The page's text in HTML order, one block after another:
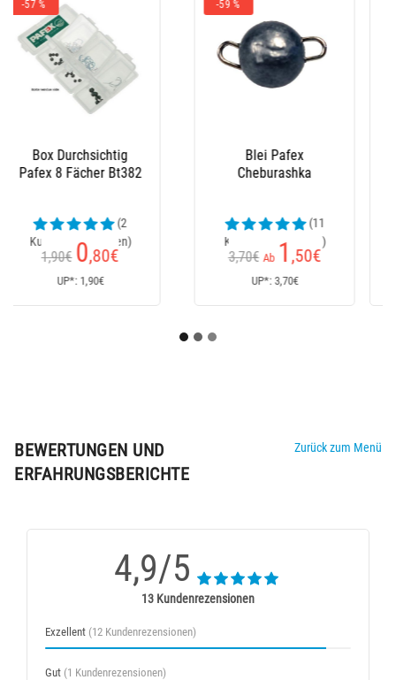
Köderdose Plastilys
Mini Sf330
Kundenrezensionen)
Ab 1,50
UP*: 1,50€
Gummikôder Fox
Rage Slick Shad
Kundenrezensionen)
1,20€ Ab 0
UP*: 1,20€
BEWERTUNGEN UND
ERFAHRUNGSBERICHTE
Zurück zum Menü
4,9/5
13 Kundenrezensionen
Exzellent (12 Kundenrezensionen)
Gut (1 Kundenrezensionen)